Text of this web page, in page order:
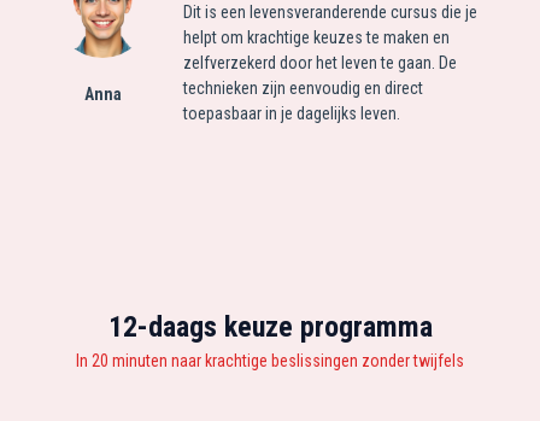
Anna
Dit is een levensveranderende cursus die je
helpt om krachtige keuzes te maken en
zelfverzekerd door het leven te gaan. De
technieken zijn eenvoudig en direct
toepasbaar in je dagelijks leven.
12-daags keuze programma
In 20 minuten naar krachtige beslissingen zonder twijfels